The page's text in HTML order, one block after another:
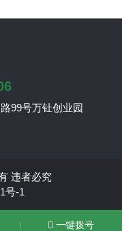
99号万钍创业园
违者必究
号-1
一键拨号